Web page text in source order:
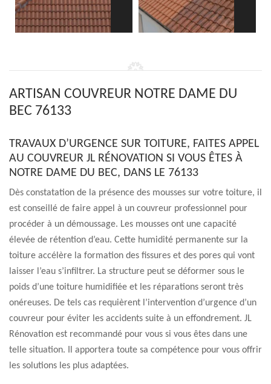
ARTISAN COUVREUR NOTRE DAME DU
BEC 76133
TRAVAUX D’URGENCE SUR TOITURE, FAITES APPEL
AU COUVREUR JL RÉNOVATION SI VOUS ÊTES À
NOTRE DAME DU BEC, DANS LE 76133
Dès constatation de la présence des mousses sur votre toiture, il
est conseillé de faire appel à un couvreur professionnel pour
procéder à un démoussage. Les mousses ont une capacité
élevée de rétention d’eau. Cette humidité permanente sur la
toiture accélère la formation des fissures et des pores qui vont
laisser l’eau s’infiltrer. La structure peut se déformer sous le
poids d’une toiture humidifiée et les réparations seront très
onéreuses. De tels cas requièrent l’intervention d’urgence d’un
couvreur pour éviter les accidents suite à un effondrement. JL
Rénovation est recommandé pour vous si vous êtes dans une
telle situation. Il apportera toute sa compétence pour vous offrir
les solutions les plus adaptées.